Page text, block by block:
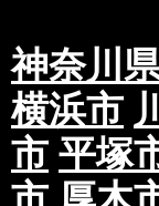
神奈川
横浜市
市 平塚